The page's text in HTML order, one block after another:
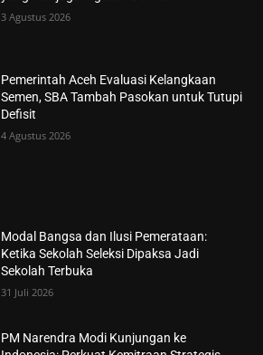
3 Agustus 2026
Pemerintah Aceh Evaluasi Kelangkaan
Semen, SBA Tambah Pasokan untuk Tutupi
Defisit
4 Agustus 2026
Modal Bangsa dan Ilusi Pemerataan:
Ketika Sekolah Seleksi Dipaksa Jadi
Sekolah Terbuka
31 Juli 2026
PM Narendra Modi Kunjungan ke